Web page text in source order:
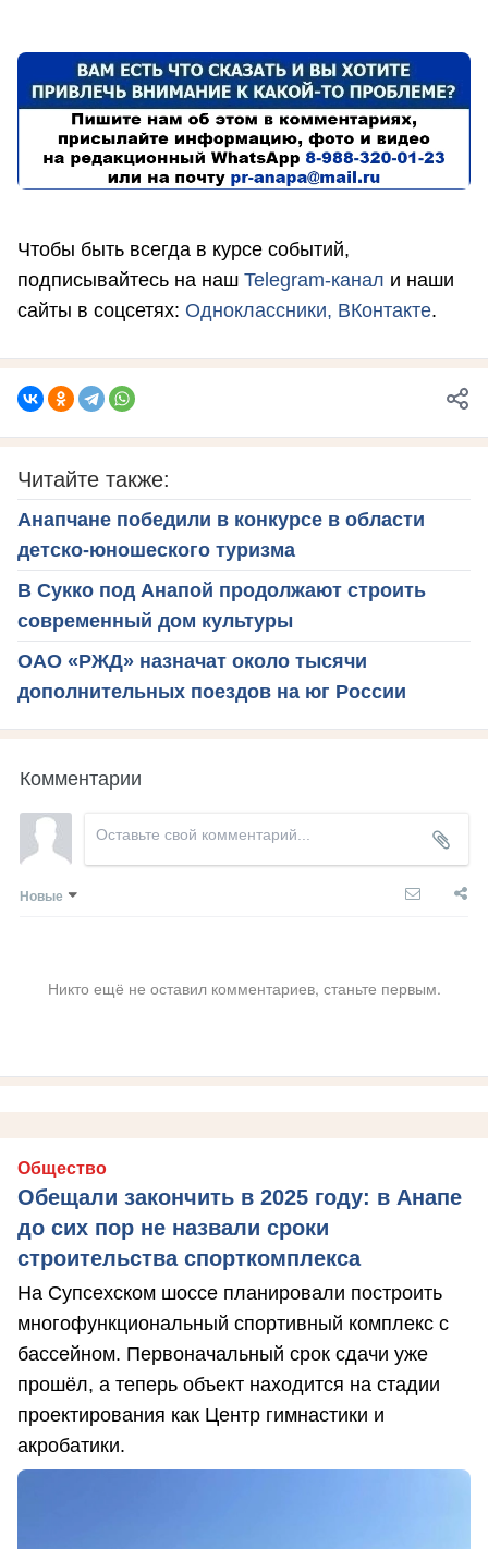
Чтобы быть всегда в курсе событий,
подписывайтесь на наш Telegram-канал и наши
сайты в соцсетях: Одноклассники, ВКонтакте.
Читайте также:
Анапчане победили в конкурсе в области
детско-юношеского туризма
В Сукко под Анапой продолжают строить
современный дом культуры
ОАО «РЖД» назначат около тысячи
дополнительных поездов на юг России
Комментарии
Новые
Никто ещё не оставил комментариев, станьте первым.
Общество
Обещали закончить в 2025 году: в Анапе
до сих пор не назвали сроки
строительства спорткомплекса
На Супсехском шоссе планировали построить
многофункциональный спортивный комплекс с
бассейном. Первоначальный срок сдачи уже
прошёл, а теперь объект находится на стадии
проектирования как Центр гимнастики и
акробатики.